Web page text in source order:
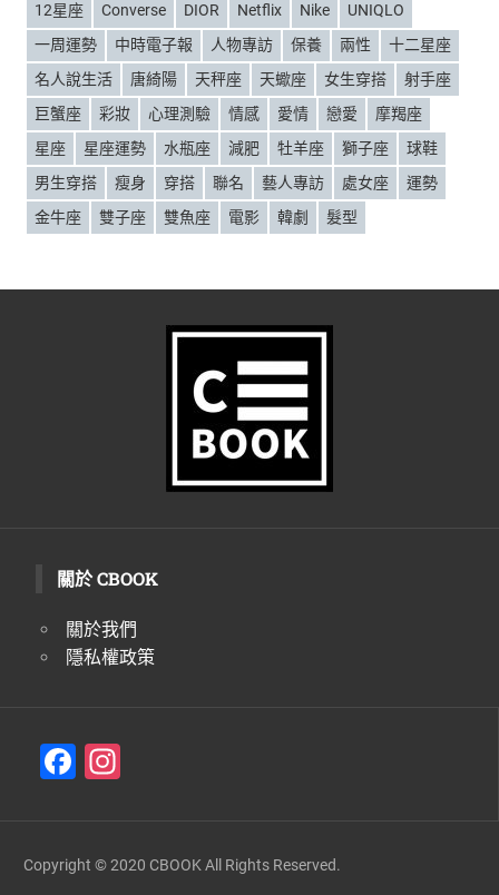
12星座 Converse DIOR Netflix Nike
UNIQLO
一周運勢
中時電子報 人物專訪 保養 兩性
十二星座
名人說生活
唐綺陽 天秤座 天蠍座 女生穿搭
射手座
巨蟹座
彩妝 心理測驗 情感 愛情 戀愛
摩羯座
星座
星座運勢 水瓶座 減肥 牡羊座 獅子座
球鞋
男生穿搭
瘦身 穿搭 聯名 藝人專訪 處女座
運勢
金牛座
雙子座 雙魚座 電影 韓劇 髮型
關於 CBOOK
關於我們
隱私權政策
F
e
gr
Copyright © 2020 CBOOK All Rights Reserved.